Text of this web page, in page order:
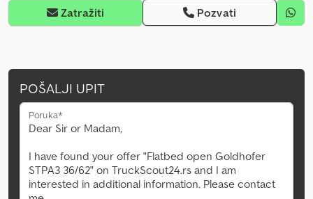
Zatražiti Pozvati
POŠALJI UPIT
Poruka*